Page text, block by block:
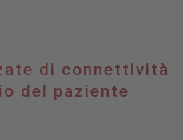
di connettività
del paziente